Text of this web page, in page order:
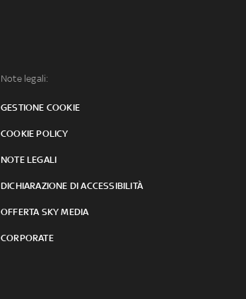
Note legali:
GESTIONE COOKIE
COOKIE POLICY
NOTE LEGALI
DICHIARAZIONE DI ACCESSIBILITÀ
OFFERTA SKY MEDIA
CORPORATE